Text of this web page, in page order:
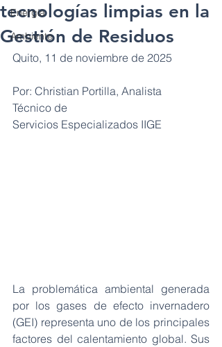
Energía
Ambiente
tecnologías limpias en la
Gestión de Residuos
Quito, 11 de noviembre de 2025
Por: Christian Portilla, Analista
Técnico de
Servicios Especializados IIGE
La problemática ambiental generada
por los gases de efecto invernadero
(GEI) representa uno de los principales
factores del calentamiento global. Sus